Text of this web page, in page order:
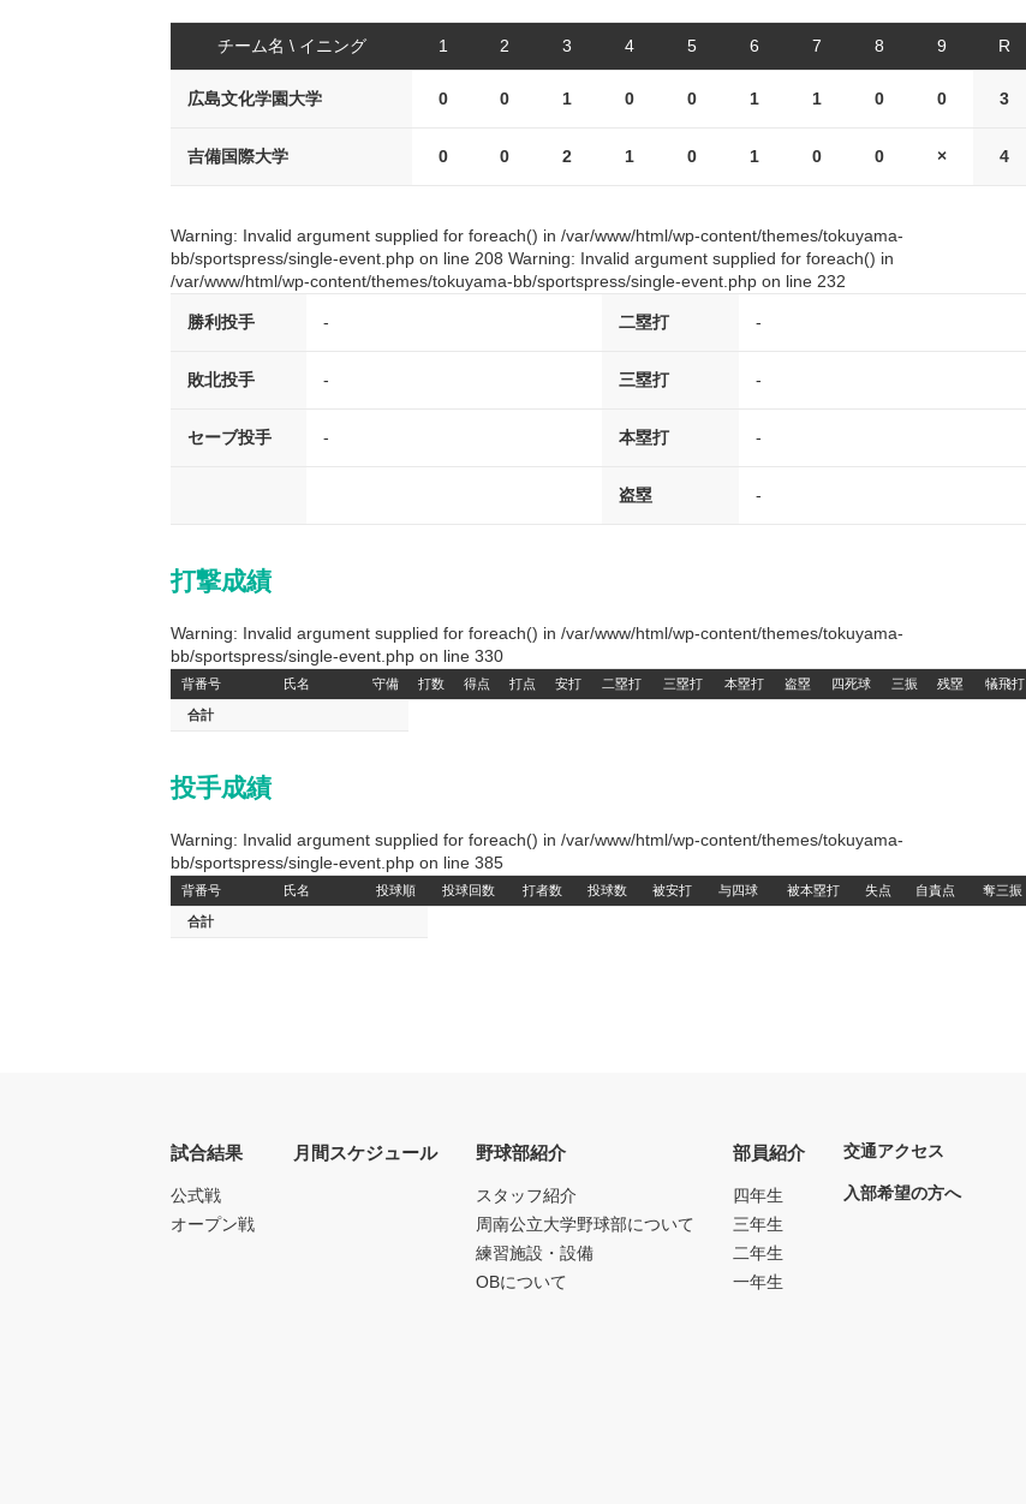
チーム名 \ イニング 1 2 3 4 5 6 7 8 9 R
広島文化学園大学 0 0 1 0 0 1 1 0 0 3
吉備国際大学 0 0 2 1 0 1 0 0 × 4
Warning: Invalid argument supplied for foreach() in /var/www/html/wp-content/themes/tokuyama-
bb/sportspress/single-event.php on line 208 Warning: Invalid argument supplied for foreach() in
/var/www/html/wp-content/themes/tokuyama-bb/sportspress/single-event.php on line 232
勝利投手 - 二塁打 -
敗北投手 - 三塁打 -
セーブ投手 - 本塁打 -
盗塁 -
打撃成績
Warning: Invalid argument supplied for foreach() in /var/www/html/wp-content/themes/tokuyama-
bb/sportspress/single-event.php on line 330
背番号 氏名 守備 打数 得点 打点 安打 二塁打 三塁打 本塁打 盗塁 四死球 三振 残塁 犠飛打
合計
投手成績
Warning: Invalid argument supplied for foreach() in /var/www/html/wp-content/themes/tokuyama-
bb/sportspress/single-event.php on line 385
背番号 氏名 投球順 投球回数 打者数 投球数 被安打 与四球 被本塁打 失点 自責点 奪三振
合計
試合結果
公式戦
オープン戦
月間スケジュール 野球部紹介
スタッフ紹介
周南公立大学野球部について
練習施設・設備
OBについて
部員紹介
四年生
三年生
二年生
一年生
交通アクセス
入部希望の方へ